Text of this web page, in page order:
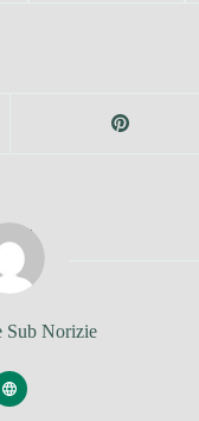
Sub Norizie